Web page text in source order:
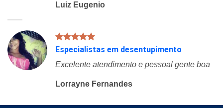
Luiz Eugenio
Especialistas em desentupimento
Excelente atendimento e pessoal gente boa
Lorrayne Fernandes